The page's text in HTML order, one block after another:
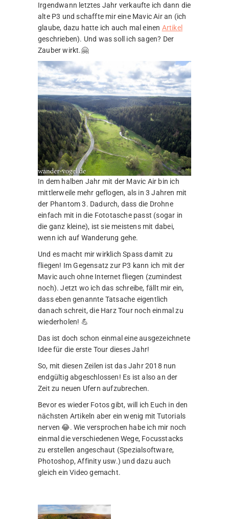
Irgendwann letztes Jahr verkaufte ich dann die
alte P3 und schaffte mir eine Mavic Air an (ich
glaube, dazu hatte ich auch mal einen Artikel
geschrieben). Und was soll ich sagen? Der
Zauber wirkt.🤗
In dem halben Jahr mit der Mavic Air bin ich
mittlerweile mehr geflogen, als in 3 Jahren mit
der Phantom 3. Dadurch, dass die Drohne
einfach mit in die Fototasche passt (sogar in
die ganz kleine), ist sie meistens mit dabei,
wenn ich auf Wanderung gehe.
Und es macht mir wirklich Spass damit zu
fliegen! Im Gegensatz zur P3 kann ich mit der
Mavic auch ohne Internet fliegen (zumindest
noch). Jetzt wo ich das schreibe, fällt mir ein,
dass eben genannte Tatsache eigentlich
danach schreit, die Harz Tour noch einmal zu
wiederholen! 💪
Das ist doch schon einmal eine ausgezeichnete
Idee für die erste Tour dieses Jahr!
So, mit diesen Zeilen ist das Jahr 2018 nun
endgültig abgeschlossen! Es ist also an der
Zeit zu neuen Ufern aufzubrechen.
Bevor es wieder Fotos gibt, will ich Euch in den
nächsten Artikeln aber ein wenig mit Tutorials
nerven 😂. Wie versprochen habe ich mir noch
einmal die verschiedenen Wege, Focusstacks
zu erstellen angeschaut (Spezialsoftware,
Photoshop, Affinity usw.) und dazu auch
gleich ein Video gemacht.